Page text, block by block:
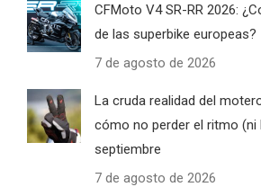
CFMoto V4 SR-RR 2026:
de las superbike europeas?
7 de agosto de 2026
La cruda realidad del
cómo no perder el ritmo (ni
septiembre
7 de agosto de 2026